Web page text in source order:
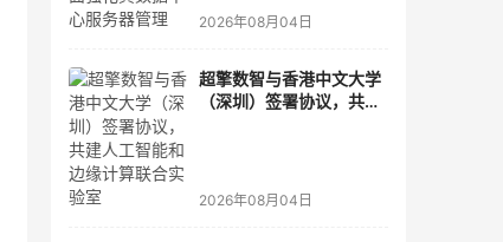
2026年08月04日
超擎数智与香港中文大学
（深圳）签署协议，共建
2026年08月04日